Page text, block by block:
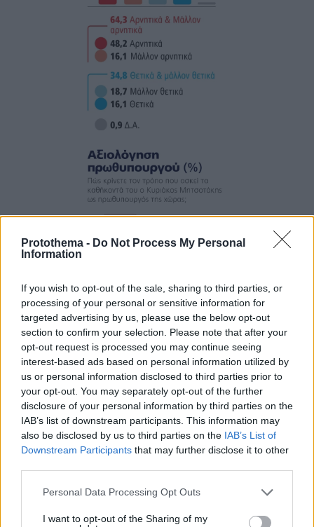
Protothema - Do Not Process My Personal
Information
If you wish to opt-out of the sale, sharing to third parties, or
processing of your personal or sensitive information for
targeted advertising by us, please use the below opt-out
section to confirm your selection. Please note that after your
opt-out request is processed you may continue seeing
interest-based ads based on personal information utilized by
us or personal information disclosed to third parties prior to
your opt-out. You may separately opt-out of the further
disclosure of your personal information by third parties on the
IAB’s list of downstream participants. This information may
also be disclosed by us to third parties on the IAB’s List of
Downstream Participants that may further disclose it to other
Please note that this website/app uses one or more Google
not limited to your visit or usage behaviour. You may click to
Personal Data Processing Opt Outs
I want to opt-out of the Sharing of my
Την ίδια στιγμή, σχεδόν ένας στους πέντε
ψηφοφόρους του ΣΥΡΙΖΑ παραμένει στον